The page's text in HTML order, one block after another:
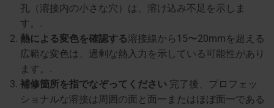
孔（溶接内の小さな穴）は、溶け込み不足を示しま
す。.
熱による変色を確認する溶接線から15〜20mmを超える
広範な変色は、過剰な熱入力を示している可能性があり
ます。.
補修箇所を指でなぞってください 完了後、プロフェッ
ショナルな溶接は周囲の面と面一またはほぼ面一である